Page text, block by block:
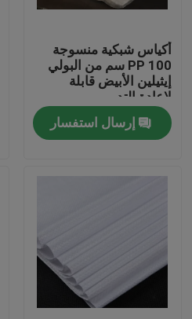
جولة في المعمل
مراقبة الجودة
اتصل بنا
أنبوب قابل للتقلص بالحرارة
أنابيب مرنة مموجة
أكياس شبكية منسوجة
PP 100 سم من البولي
إيثيلين الأبيض قابلة
لإعادة التدوير
إرسال استفسار